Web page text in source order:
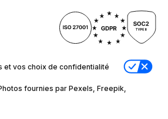
vos choix de confidentialité
fournies par Pexels, Freepik,